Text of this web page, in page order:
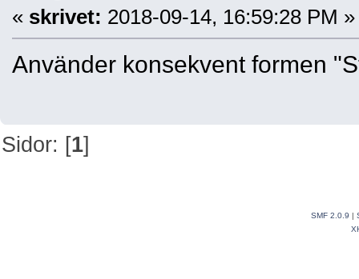
« skrivet: 2018-09-14, 16:59:28 PM »
Använder konsekvent formen
Sidor: [1]
SMF 2.0.9 |